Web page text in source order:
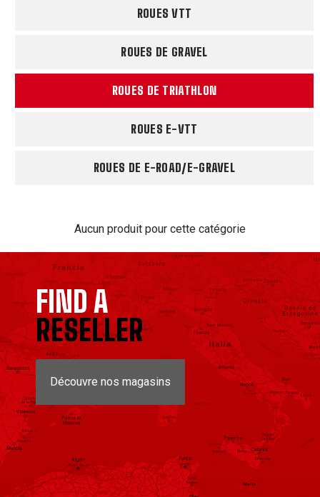
ROUES VTT
ROUES DE GRAVEL
ROUES DE TRIATHLON
ROUES E-VTT
ROUES DE E-ROAD/E-GRAVEL
Aucun produit pour cette catégorie
FIND A
RESELLER
Découvre nos magasins